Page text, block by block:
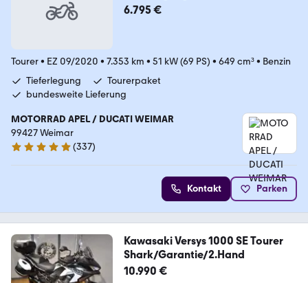
6.795 €
Tourer• EZ 09/2020 • 7.353 km • 51 kW (69 PS) • 649 cm³• Benzin
Tieferlegung
Tourerpaket
bundesweite Lieferung
MOTORRAD APEL / DUCATI WEIMAR
99427 Weimar
4.9 Sterne
(337)
Kontakt Parken
Kawasaki Versys 1000 SE Tourer
Shark/Garantie/2.Hand
10.990 €